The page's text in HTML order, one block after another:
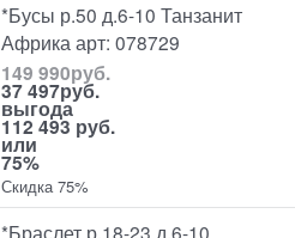
*Бусы р.50 д.6-10 Танзанит
Африка арт: 078729
149 990руб.
37 497руб.
выгода
112 493 руб.
или
75%
Скидка 75%
*Браслет р.18-23 д.6-10